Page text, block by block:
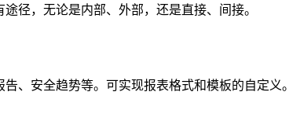
径，无论是内部、外部，还是直接、间接。
、安全趋势等。可实现报表格式和模板的自定义。